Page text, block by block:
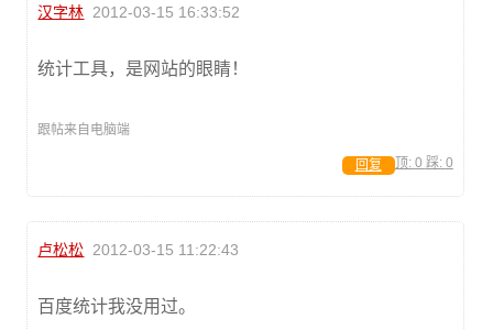
汉字林 2012-03-15 16:33:52
统计工具，是网站的眼睛！
跟帖来自电脑端
顶: 0 踩: 0
回复
卢松松 2012-03-15 11:22:43
百度统计我没用过。